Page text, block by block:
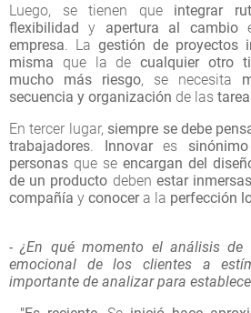
Luego, se tienen que integrar
flexibilidad y apertura al cambio
empresa. La gestión de proyectos
misma que la decualquier otro
mucho más riesgo, se necesita
secuencia y organización de las
En tercer lugar, siempre se debe
trabajadores. Innovares sinónimo
personas que se encargan del
de un producto deben estar inmersas
compañía y conocera la perfección
- ¿En qué momento el análisis
emocional de los clientes a
importante de analizar para